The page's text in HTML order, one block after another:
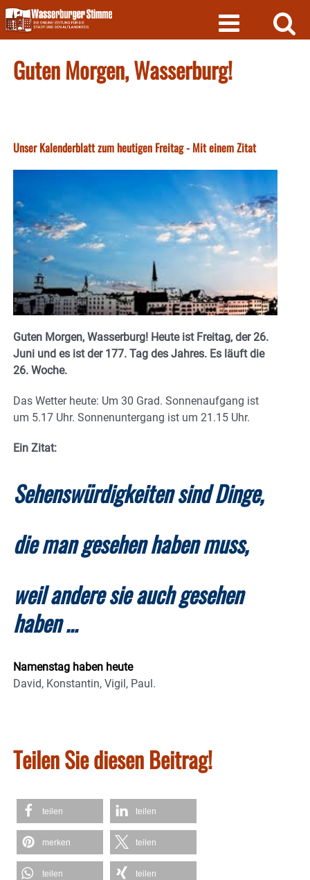
Skip
to
content
Guten Morgen, Wasserburg!
Unser Kalenderblatt zum heutigen Freitag - Mit einem Zitat
Guten Morgen, Wasserburg! Heute ist Freitag, der 26.
Juni und es ist der 177. Tag des Jahres. Es läuft die
26. Woche.
Das Wetter heute: Um 30 Grad. Sonnenaufgang ist
um 5.17 Uhr. Sonnenuntergang ist um 21.15 Uhr.
Ein Zitat:
Sehenswürdigkeiten sind Dinge,
die man gesehen haben muss,
weil andere sie auch gesehen
haben …
Namenstag haben heute
David, Konstantin, Vigil, Paul.
Teilen Sie diesen Beitrag!
teilen teilen
merken teilen
teilen teilen